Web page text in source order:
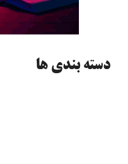
دسته‌ بندی ها